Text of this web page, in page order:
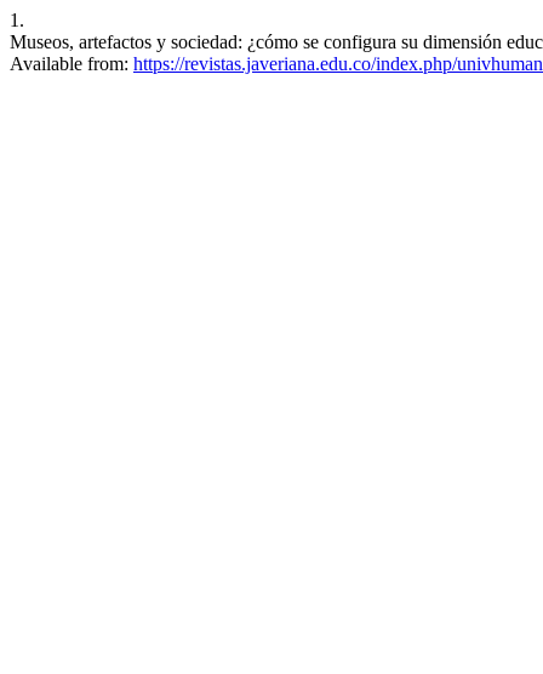
1.
Museos, artefactos y sociedad: ¿cómo se configura su dimensión
Available from: https://revistas.javeriana.edu.co/index.php/